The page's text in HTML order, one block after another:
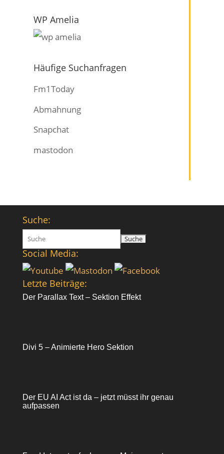
WP Amelia
Häufige Suchanfragen
Fm1Today
Abmahnung
Snapchat
mastodon
Suche:
Suchen
nach:
Social Media:
Letzte Beiträge:
Der Parallax Text – Sektion Effekt
Divi 5 – Animierte Hero Sektion
Der EU AI Act ist da – jetzt müsst ihr genau
aufpassen